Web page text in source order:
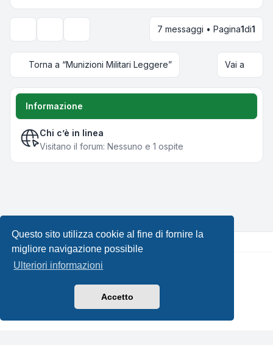
Questo sito utilizza cookie al fine di fornire la
migliore navigazione possibile
Ulteriori informazioni
Accetto
Opzioni di visualizzazione e ordinamento
7 messaggi • Pagina1di1
Torna a “Munizioni Militari Leggere” Vai a
Informazione
Chi c’è in linea
Visitano il forum: Nessuno e 1 ospite
Creato daphpBB® Forum Software © phpBB Limited •
Leenoz.com
phpBB-Italia.it
Condizioni|Tutti gli orari sono